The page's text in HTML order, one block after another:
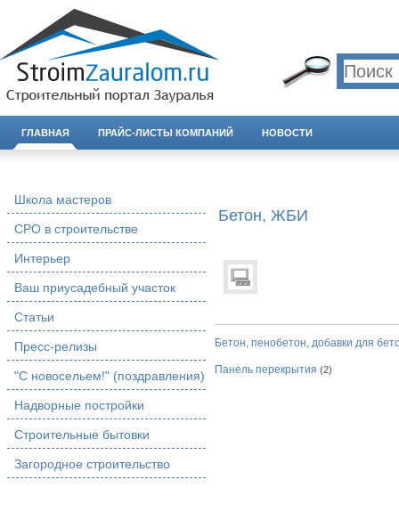
ГЛАВНАЯ ПРАЙС-ЛИСТЫ КОМПАНИЙ НОВОСТИ
Школа мастеров
СРО в строительстве
Интерьер
Ваш приусадебный участок
Статьи
Пресс-релизы
"С новосельем!" (поздравления)
Надворные постройки
Строительные бытовки
Загородное строительство
Бетон, ЖБИ
Бетон, пенобетон, добавки для
Панель перекрытия (2)